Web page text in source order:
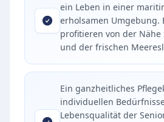
ein Leben in einer
erholsamen Umgebung.
profitieren von der Nähe
und der frischen
Ein ganzheitliches
individuellen
Lebensqualität der